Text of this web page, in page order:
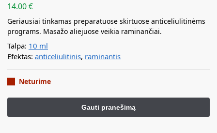
14.00€
Geriausiai tinkamas preparatuose skirtuose anticeliulitinėms
programs. Masažo aliejuose veikia raminančiai.
Talpa: 10 ml
Efektas: anticeliulitinis, raminantis
Neturime